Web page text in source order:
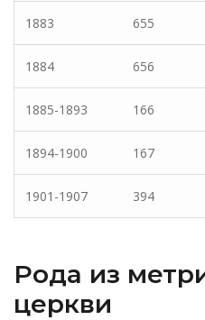
1883 655
1884 656
1885-1893 166
1894-1900 167
1901-1907 394
Рода из
церкви